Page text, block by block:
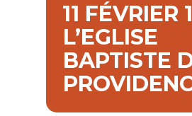
11 FÉVRIER
L’EGLISE
BAPTISTE